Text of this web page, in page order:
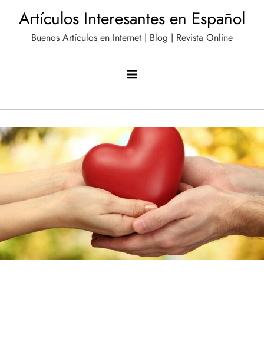
contenido
Artículos Interesantes en Español
Buenos Artículos en Internet | Blog | Revista Online